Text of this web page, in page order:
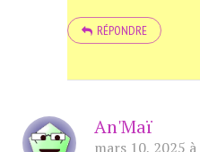
RÉPONDRE
An'Maï
mars 10, 2025